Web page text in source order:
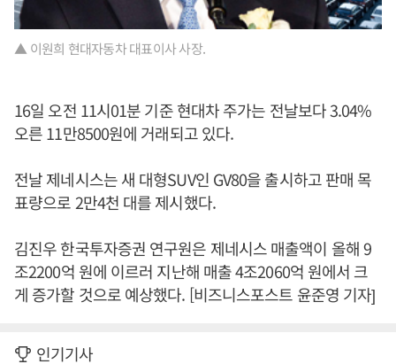
▲ 이원희 현대자동차 대표이사 사장.
16일 오전 11시01분 기준 현대차 주가는 전날보다 3.04%
오른 11만8500원에 거래되고 있다.
전날 제네시스는 새 대형SUV인 GV80을 출시하고 판매 목
표량으로 2만4천 대를 제시했다.
김진우 한국투자증권 연구원은 제네시스 매출액이 올해 9
조2200억 원에 이르러 지난해 매출 4조2060억 원에서 크
게 증가할 것으로 예상했다. [비즈니스포스트 윤준영 기자]
인기기사